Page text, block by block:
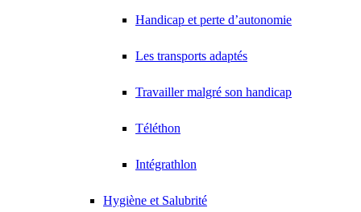
Handicap et perte d’autonomie
Les transports adaptés
Travailler malgré son handicap
Téléthon
Intégrathlon
Hygiène et Salubrité